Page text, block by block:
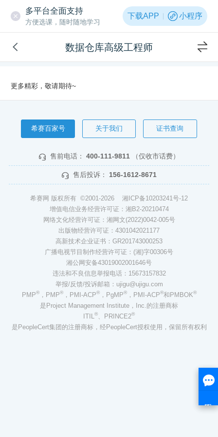
多平台全面支持
方便选课，随时随地学习
下载APP 小程序
数据仓库高级工程师
更多精彩，敬请期待~
希赛百家号 关于我们 证书查询
售前电话： 400-111-9811 （仅收市话费）
售后投诉： 156-1612-8671
希赛网 版权所有 ©2001-2026 湘ICP备10203241号-12
增值电信业务经营许可证：湘B2-20210474
网络文化经营许可证：湘网文(2022)0042-005号
出版物经营许可证：4301042021177
高新技术企业证书：GR201743000253
广播电视节目制作经营许可证：(湘)字00306号
湘公网安备43019002001646号
违法和不良信息举报电话：15673157832
举报/反馈/投诉邮箱：ujigu@ujigu.com
PMP®，PMP®，PMI-ACP®，PgMP®，PMI-ACP®和PMBOK®
是Project Management Institute，Inc.的注册商标
ITIL®、PRINCE2®
是PeopleCert集团的注册商标，经PeopleCert授权使用，保留所有权利